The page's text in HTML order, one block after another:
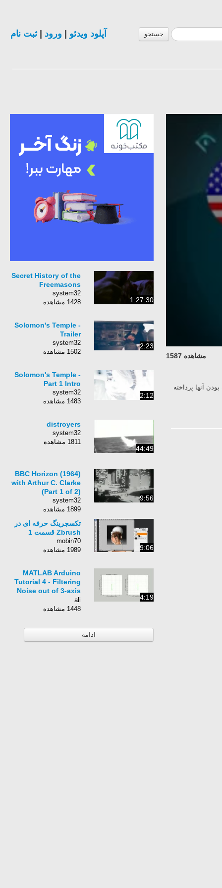
جستجو آپلود ویدئو ورود |ثبت نام
مشاهده 1587
آنها پرداخته
1:27:30
Secret History of the
Freemasons
system32
1428 مشاهده
2:23
Solomon's Temple -
Trailer
system32
1502 مشاهده
2:12
Solomon's Temple -
Part 1 Intro
system32
1483 مشاهده
44:49
distroyers
system32
1811 مشاهده
9:56
BBC Horizon (1964)
with Arthur C. Clarke
(Part 1 of 2)
system32
1899 مشاهده
9:06
تکسچرینگ حرفه ای در
Zbrush قسمت 1
mobin70
1989 مشاهده
4:19
MATLAB Arduino
Tutorial 4 - Filtering
Noise out of 3-axis
Accelerometer Data in
Real-time
ali
1448 مشاهده
ادامه